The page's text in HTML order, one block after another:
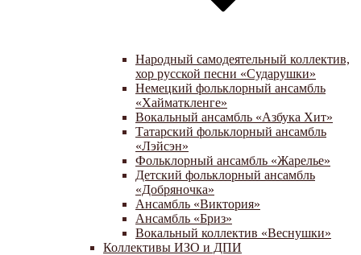
Народный самодеятельный коллектив,
хор русской песни «Сударушки»
Немецкий фольклорный ансамбль
«Хайматкленге»
Вокальный ансамбль «Азбука Хит»
Татарский фольклорный ансамбль
«Лэйсэн»
Фольклорный ансамбль «Жарелье»
Детский фольклорный ансамбль
«Добряночка»
Ансамбль «Виктория»
Ансамбль «Бриз»
Вокальный коллектив «Веснушки»
Коллективы ИЗО и ДПИ